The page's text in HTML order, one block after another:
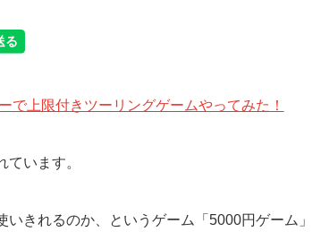
で上限付きツーリングゲームやってみた！
います。
きれるのか、というゲーム「5000円ゲーム」